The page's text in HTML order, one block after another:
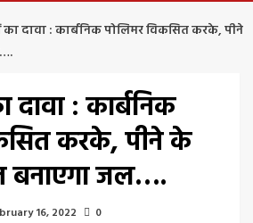
का दावा : कार्बनिक पोलिमर विकसित करके, पीने
दावा : कार्बनिक
करके, पीने के
बनाएगा जल….
16, 2022 0